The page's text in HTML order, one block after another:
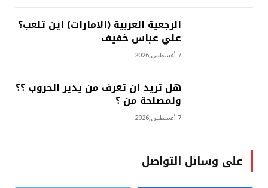
الرجعية العربية (الامارات) اين تلعب؟
علي عباس خفيف
7 أغسطس,2026
هل تريد ان تعرف من يدير الحروب ؟؟
ولمصلحة من ؟
7 أغسطس,2026
على وسائل التواصل